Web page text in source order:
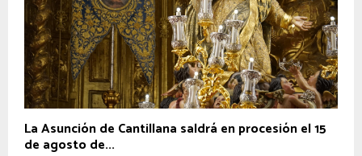
La Asunción de Cantillana saldrá en procesión el 15
de agosto de...